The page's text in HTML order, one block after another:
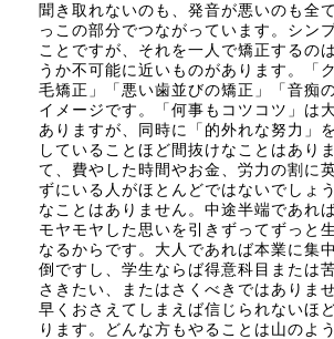
聞き取れないのも、発音が悪いのも全
っこの部分でつながっています。シン
ことですが、それを一人で矯正するの
うか不可能に近いものがあります。「
毛矯正」「悪い歯並びの矯正」「音痴
イメージです。「何事もコツコツ」は
ありますが、同時に「的外れな努力」
していることほど間抜けなことはあり
て、費やした時間やお金、労力の割に
ずにいる人がほとんどではないでしょ
なことはありません。中途半端であれ
モヤモヤした思いを引きずってずっと
なるからです。大人であれば本業に集
倒ですし、学生ならば得意科目または
さきたい、またはさくべきではありま
早くおさえてしまえば信じられないほ
ります。どんな方もやることは山のよ